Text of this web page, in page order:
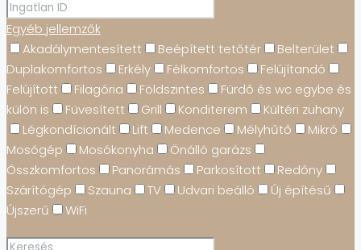
Egyéb jellemzők
Akadálymentesített
Beépített tetőtér
Belterület
Duplakomfortos
Erkély Félkomfortos
Felújítandó
Felújított
Filagória Földszintes
Fürdő és wc egybe és
külön is
Füvesített Grill Konditerem
Kültéri zuhany
Légkondícionált
Lift Medence Mélyhűtő
Mikró
Mosógép
Mosókonyha
Önálló garázs
Összkomfortos
Panorámás Parkosított
Redőny
Szárítógép
Szauna TV Udvari beálló
Új építésű
Újszerű
WiFi